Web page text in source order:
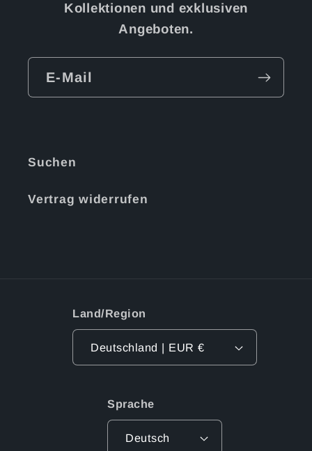
Kollektionen und exklusiven
Angeboten.
E-Mail
Suchen
Vertrag widerrufen
Land/Region
Deutschland | EUR €
Sprache
Deutsch